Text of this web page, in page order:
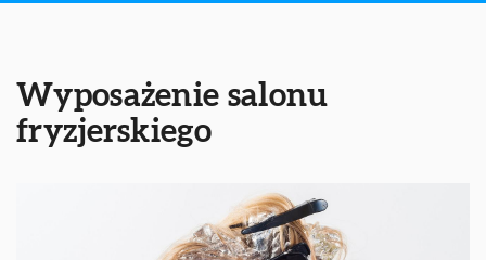
Wyposażenie salonu
fryzjerskiego